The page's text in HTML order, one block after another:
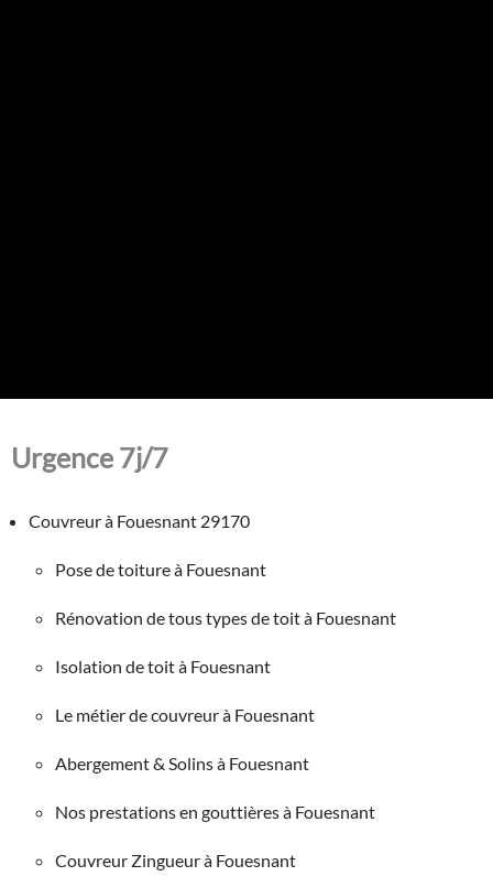
Urgence 7j/7
Couvreur à Fouesnant 29170
Pose de toiture à Fouesnant
Rénovation de tous types de toit à Fouesnant
Isolation de toit à Fouesnant
Le métier de couvreur à Fouesnant
Abergement & Solins à Fouesnant
Nos prestations en gouttières à Fouesnant
Couvreur Zingueur à Fouesnant